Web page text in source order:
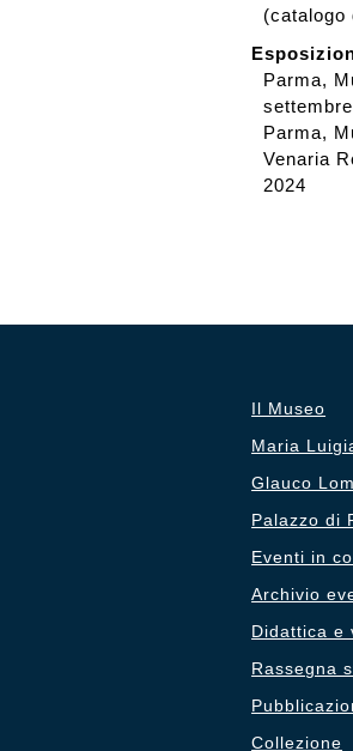
(catalogo
Parma,
Parma,
Venaria
2024
Il Museo
Maria
Glauco
Palazzo di
Eventi in
Archivio
Didattica e
Rassegna
Collezione